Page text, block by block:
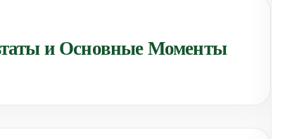
и Основные Моменты